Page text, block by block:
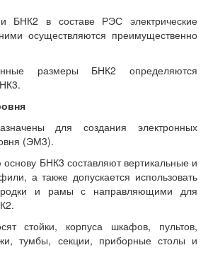
БНК2 в составе РЭС электрические
осуществляются преимущественно
размеры БНК2 определяются
для создания электронных
(ЭМ3).
основу БНК3 составляют вертикальные и
а также допускается использовать
и рамы с направляющими для
стойки, корпуса шкафов, пультов,
тумбы, секции, приборные столы и